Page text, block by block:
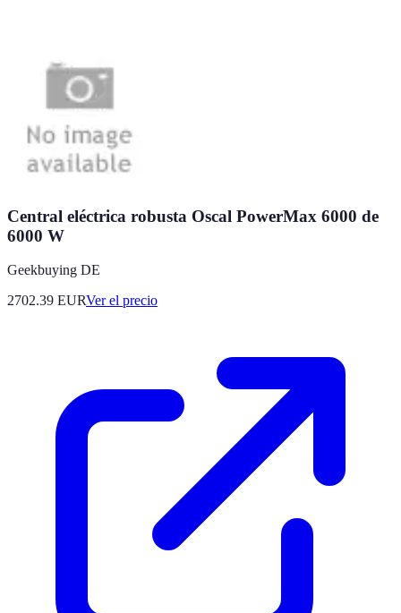
Central eléctrica robusta Oscal PowerMax 6000 de
6000 W
Geekbuying DE
2702.39 EURVer el precio